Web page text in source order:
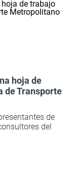
hoja de
de Transporte
de
del